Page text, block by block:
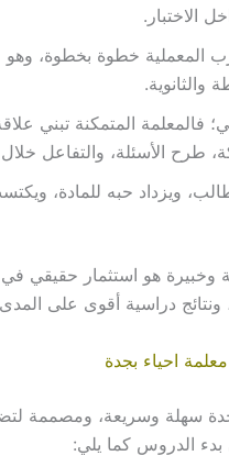
الاختبار.
المعملية خطوة بخطوة،
والثانوية.
فالمعلمة المتمكنة تبني
طرح الأسئلة، والتفاعل
ويزداد حبه للمادة،
وخبيرة هو استثمار حقيقي
دراسية أقوى على
احياء بجدة
سهلة وسريعة، ومصممة
الدروس كما يلي: